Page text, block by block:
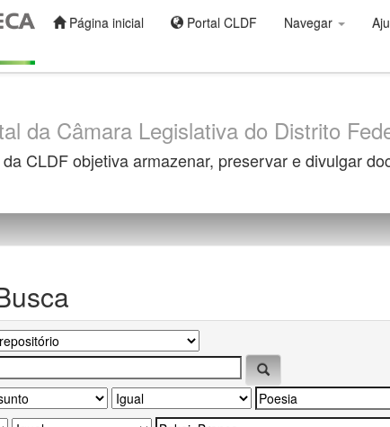
Página inicial Portal CLDF Navegar
da Câmara Legislativa do Distrito
CLDF objetiva armazenar, preservar e divulgar